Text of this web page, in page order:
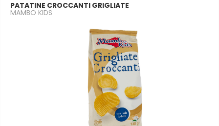
PATATINE CROCCANTI GRIGLIATE
MAMBO KIDS